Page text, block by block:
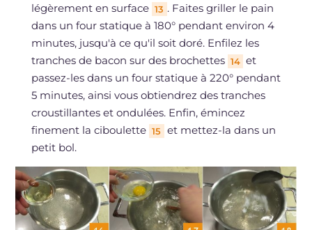
légèrement en surface 13 . Faites griller le pain
dans un four statique à 180° pendant environ 4
minutes, jusqu'à ce qu'il soit doré. Enfilez les
tranches de bacon sur des brochettes 14 et
passez-les dans un four statique à 220° pendant
5 minutes, ainsi vous obtiendrez des tranches
croustillantes et ondulées. Enfin, émincez
finement la ciboulette 15 et mettez-la dans un
petit bol.